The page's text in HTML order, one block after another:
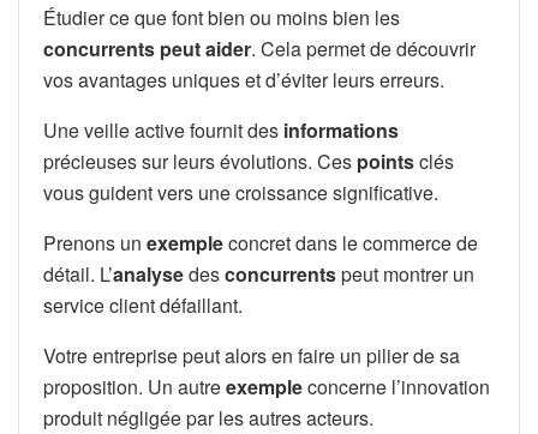
Étudier ce que font bien ou moins bien les
concurrents peut aider. Cela permet de découvrir
vos avantages uniques et d’éviter leurs erreurs.
Une veille active fournit des informations
précieuses sur leurs évolutions. Ces pointsclés
vous guident vers une croissance significative.
Prenons un exempleconcret dans le commerce de
détail. L’analysedesconcurrentspeut montrer un
service client défaillant.
Votre entreprise peut alors en faire un pilier de sa
proposition. Un autreexempleconcerne l’innovation
produit négligée par les autres acteurs.